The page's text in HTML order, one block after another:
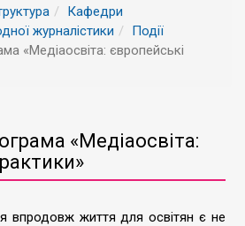
Кафедри
журналістики
Події
«Медіаосвіта: європейські
«Медіаосвіта:
впродовж життя для освітян є не